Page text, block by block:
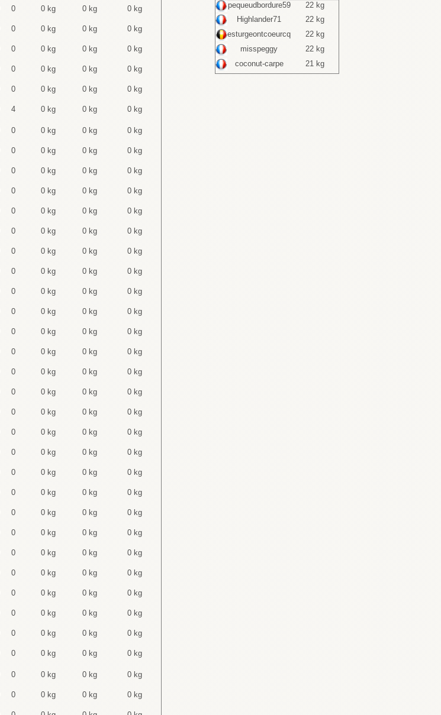
0 0 kg 0 kg 0 kg
0 0 kg 0 kg 0 kg
0 0 kg 0 kg 0 kg
0 0 kg 0 kg 0 kg
0 0 kg 0 kg 0 kg
4 0 kg 0 kg 0 kg
0 0 kg 0 kg 0 kg
0 0 kg 0 kg 0 kg
0 0 kg 0 kg 0 kg
0 0 kg 0 kg 0 kg
0 0 kg 0 kg 0 kg
0 0 kg 0 kg 0 kg
0 0 kg 0 kg 0 kg
0 0 kg 0 kg 0 kg
0 0 kg 0 kg 0 kg
0 0 kg 0 kg 0 kg
0 0 kg 0 kg 0 kg
0 0 kg 0 kg 0 kg
0 0 kg 0 kg 0 kg
0 0 kg 0 kg 0 kg
0 0 kg 0 kg 0 kg
0 0 kg 0 kg 0 kg
0 0 kg 0 kg 0 kg
0 0 kg 0 kg 0 kg
0 0 kg 0 kg 0 kg
0 0 kg 0 kg 0 kg
0 0 kg 0 kg 0 kg
0 0 kg 0 kg 0 kg
0 0 kg 0 kg 0 kg
0 0 kg 0 kg 0 kg
0 0 kg 0 kg 0 kg
0 0 kg 0 kg 0 kg
0 0 kg 0 kg 0 kg
0 0 kg 0 kg 0 kg
0 0 kg 0 kg 0 kg
pequeudbordure59
22 kg
Highlander71
22 kg
esturgeontcoeurcq
22 kg
misspeggy
22 kg
coconut-carpe
21 kg